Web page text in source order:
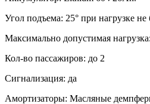
Угол подъема: 25° при нагрузке не
Максимально допустимая
Кол-во пассажиров: до 2
Сигнализация: да
Амортизаторы: Масляные